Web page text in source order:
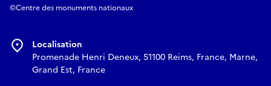
©Centre des monuments nationaux
Localisation
Promenade Henri Deneux, 51100 Reims, France, Marne,
Grand Est, France